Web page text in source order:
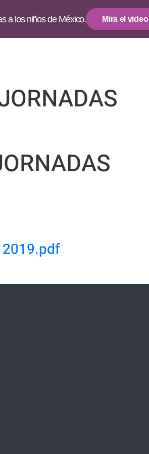
a los niños de México. Mira el video